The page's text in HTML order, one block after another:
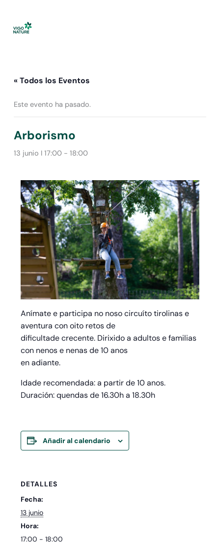
contenido
« Todos los Eventos
Este evento ha pasado.
Arborismo
13 junio I 17:00- 18:00
Anímate e participa no noso circuíto tirolinas e
aventura con oito retos de
dificultade crecente. Dirixido a adultos e familias
con nenos e nenas de 10 anos
en adiante.
Idade recomendada: a partir de 10 anos.
Duración: quendas de 16.30h a 18.30h
Añadir al calendario
DETALLES
Fecha:
13 junio
Hora:
17:00 - 18:00